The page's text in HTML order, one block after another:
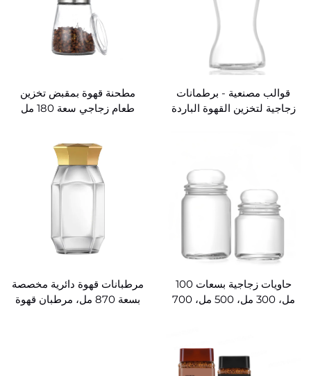
قوالب مصنعية - برطمانات
زجاجية لتخزين القهوة الباردة
مطحنة قهوة بمقبض تخزين
طعام زجاجي سعة 180 مل
حاويات زجاجية بسعات 100
مل، 300 مل، 500 مل، 700
مرطبانات قهوة دائرية مخصصة
بسعة 870 مل، مرطبان قهوة